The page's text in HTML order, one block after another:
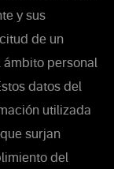
y sus
de un
ámbito personal
datos del
utilizada
surjan
del